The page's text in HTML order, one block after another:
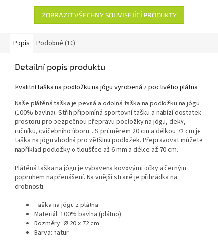
jógových studiích.
ZOBRAZIT VŠECHNY SOUVISEJÍCÍ PRODUKTY
Popis Podobné (10)
Detailní popis produktu
Kvalitní taška na podložku na jógu vyrobená z poctivého plátna
Naše plátěná taška je pevná a odolná taška na podložku na jógu
(100% bavlna). Střih připomíná sportovní tašku a nabízí dostatek
prostoru pro bezpečnou přepravu podložky na jógu, deky,
ručníku, cvičebního úboru... S průměrem 20 cm a délkou 72 cm je
taška na jógu vhodná pro většinu podložek. Přepravovat můžete
například podložky o tloušťce až 6 mm a délce až 70 cm.
Plátěná taška na jógu je vybavena kovovými očky a černým
popruhem na přenášení. Na vnější straně je přihrádka na
drobnosti.
Taška na jógu z plátna
Materiál: 100% bavlna (plátno)
Rozměry: Ø 20 x 72 cm
Barva: natur